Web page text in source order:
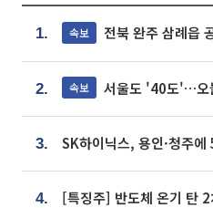
1. 속보 전북 완주 삼례읍
2. 속보 서울도 '40도'…오
3.
4.